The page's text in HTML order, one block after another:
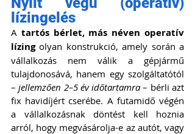
lízingelés
A tartós bérlet, más néven operatív
lízing olyan konstrukció, amely során a
vállalkozás nem válik a gépjármű
tulajdonosává, hanem egy szolgáltatótól
– jellemzően 2–5 év időtartamra – bérli azt
fix havidíjért cserébe. A futamidő végén
a vállalkozásnak döntést kell hoznia
arról, hogy megvásárolja-e az autót, vagy